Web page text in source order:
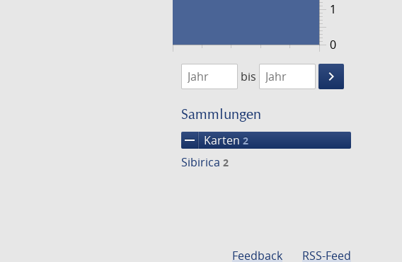
0
1
1779
1780
bis
keyboard_arrow_right
Suche
Sammlungen
remove Karten 2
Sibirica 2
Feedback RSS-Feed